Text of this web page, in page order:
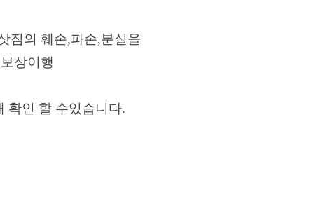
짐의 훼손,파손,분실을
상이행
확인 할 수있습니다.